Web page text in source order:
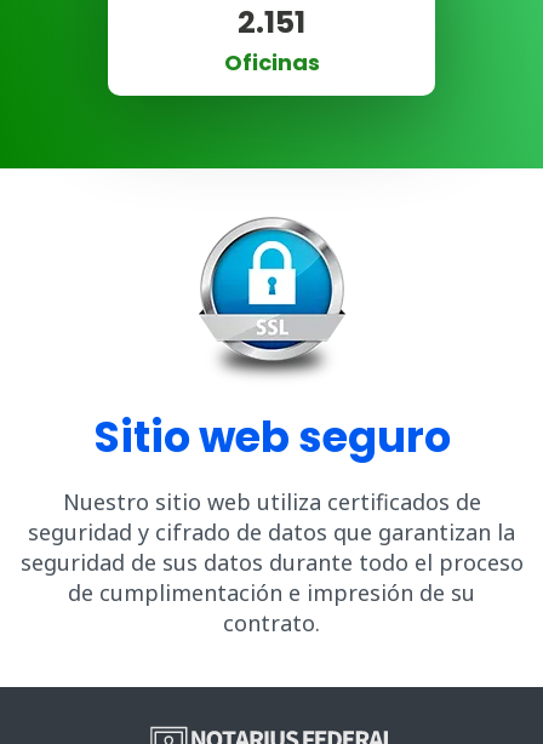
2.151
Oficinas
Sitio web seguro
Nuestro sitio web utiliza certificados de
seguridad y cifrado de datos que garantizan la
seguridad de sus datos durante todo el proceso
de cumplimentación e impresión de su
contrato.